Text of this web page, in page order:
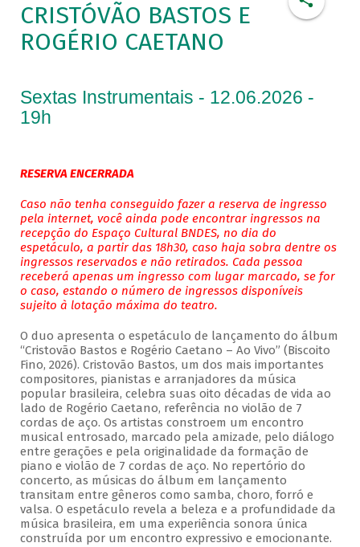
CRISTÓVÃO BASTOS E
ROGÉRIO CAETANO
Sextas Instrumentais - 12.06.2026 -
19h
RESERVA ENCERRADA
Caso não tenha conseguido fazer a reserva de ingresso
pela internet, você ainda pode encontrar ingressos na
recepção do Espaço Cultural BNDES, no dia do
espetáculo, a partir das 18h30, caso haja sobra dentre os
ingressos reservados e não retirados. Cada pessoa
receberá apenas um ingresso com lugar marcado, se for
o caso, estando o número de ingressos disponíveis
sujeito à lotação máxima do teatro.
O duo apresenta o espetáculo de lançamento do álbum
“Cristovão Bastos e Rogério Caetano – Ao Vivo” (Biscoito
Fino, 2026). Cristovão Bastos, um dos mais importantes
compositores, pianistas e arranjadores da música
popular brasileira, celebra suas oito décadas de vida ao
lado de Rogério Caetano, referência no violão de 7
cordas de aço. Os artistas constroem um encontro
musical entrosado, marcado pela amizade, pelo diálogo
entre gerações e pela originalidade da formação de
piano e violão de 7 cordas de aço. No repertório do
concerto, as músicas do álbum em lançamento
transitam entre gêneros como samba, choro, forró e
valsa. O espetáculo revela a beleza e a profundidade da
música brasileira, em uma experiência sonora única
construída por um encontro expressivo e emocionante.